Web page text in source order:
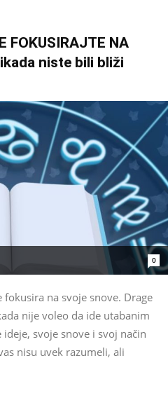
FOKUSIRAJTE NA
niste bili bliži
0
na svoje snove. Drage
nije voleo da ide utabanim
svoje snove i svoj način
nisu uvek razumeli, ali